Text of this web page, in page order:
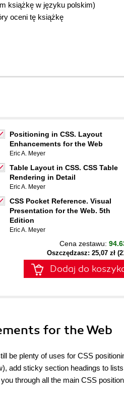
książkę w języku polskim)
oceni tę książkę
Positioning in CSS. Layout
Enhancements for the Web
Eric A. Meyer
Table Layout in CSS. CSS Table
Rendering in Detail
Eric A. Meyer
CSS Pocket Reference. Visual
Presentation for the Web. 5th
Edition
Eric A. Meyer
Cena zestawu:
Oszczędzasz: 25,07 zł
Dodaj do
for the Web
be plenty of uses for CSS
add sticky section headings to
through all the main CSS